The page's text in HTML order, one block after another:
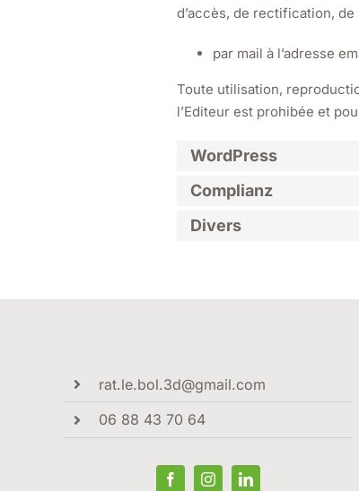
d’accès, de rectification,
par mail à l’adresse
Toute utilisation,
l’Editeur est prohibée et
WordPress
Complianz
Divers
rat.le.bol.3d@gmail.com
06 88 43 70 64